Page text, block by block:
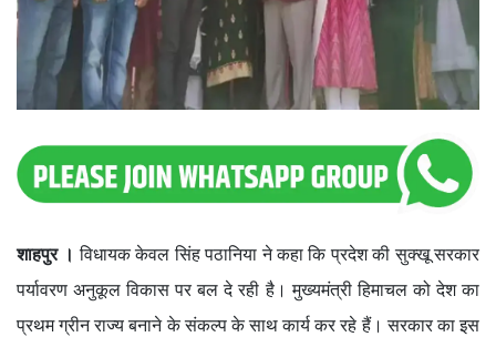
शाहपुर ।विधायक केवल सिंह पठानिया ने कहा कि प्रदेश की सुक्खू सरकार
पर्यावरण अनुकूल विकास पर बल दे रही है। मुख्यमंत्री हिमाचल को देश का
प्रथम ग्रीन राज्य बनाने के संकल्प के साथ कार्य कर रहे हैं। सरकार का इस